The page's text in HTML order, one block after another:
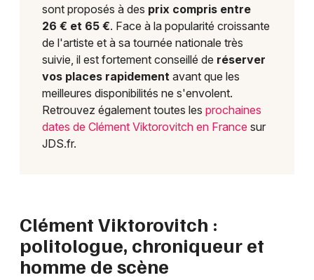
sont proposés à des prix compris entre
26 € et 65 €. Face à la popularité croissante
de l'artiste et à sa tournée nationale très
suivie, il est fortement conseillé de réserver
vos places rapidement avant que les
meilleures disponibilités ne s'envolent.
Retrouvez également toutes les prochaines
dates de Clément Viktorovitch en France sur
JDS.fr.
Clément Viktorovitch :
politologue, chroniqueur et
homme de scène